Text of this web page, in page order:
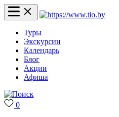
Туры
Экскурсии
Календарь
Блог
Акции
Афиша
0